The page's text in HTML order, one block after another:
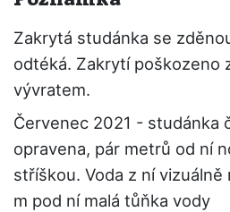
Zakrytá studánka se
odtéká. Zakrytí poškozeno
vývratem.
Červenec 2021 - studánka
opravena, pár metrů od ní
stříškou. Voda z ní vizuálně
m pod ní malá tůňka vody